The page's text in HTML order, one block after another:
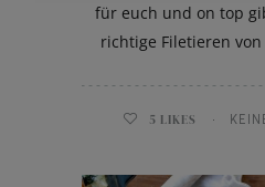
für euch und on top
richtige Filetieren
5 LIKES